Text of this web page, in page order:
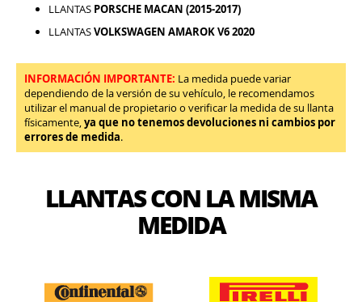
LLANTAS PORSCHE MACAN (2015-2017)
LLANTASVOLKSWAGEN AMAROK V6 2020
INFORMACIÓN IMPORTANTE: La medida puede variar
dependiendo de la versión de su vehículo, le recomendamos
utilizar el manual de propietario o verificar la medida de su llanta
físicamente,ya que no tenemos devoluciones ni cambios por
errores de medida.
LLANTAS CON LA MISMA
MEDIDA